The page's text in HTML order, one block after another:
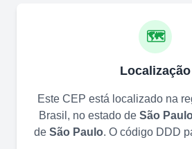
🗺️
Localização
Este CEP está localizado na
Brasil, no estado de São
de São Paulo. O código DDD